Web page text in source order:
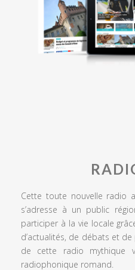
Cette toute nouvelle radio
s’adresse à un public
participer à la vie locale
d’actualités, de débats et
de cette radio mythique
radiophonique romand.